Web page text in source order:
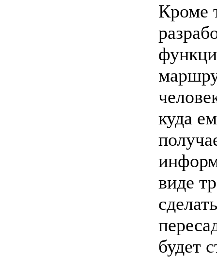
Кроме
куда
виде
будет